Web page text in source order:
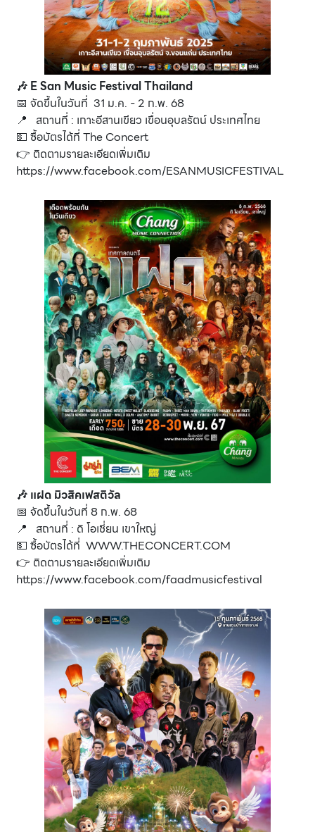
🎶 E San Music Festival Thailand
📅 จัดขึ้นในวันที่ 31 ม.ค. - 2 ก.พ. 68
📍 สถานที่ : เกาะอีสานเขียว เขื่อนอุบลรัตน์ ประเทศไทย
💵 ซื้อบัตรได้ที่ The Concert
👉 ติดตามรายละเอียดเพิ่มเติม
https://www.facebook.com/ESANMUSICFESTIVAL
🎶 แฝด มิวสิคเฟสติวัล
📅 จัดขึ้นในวันที่ 8 ก.พ. 68
📍 สถานที่ : ดิ โอเชี่ยน เขาใหญ่
💵 ซื้อบัตรได้ที่ WWW.THECONCERT.COM
👉 ติดตามรายละเอียดเพิ่มเติม
https://www.facebook.com/faadmusicfestival